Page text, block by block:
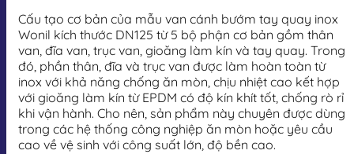
Cấu tạo cơ bản của mẫu van cánh bướm tay quay inox
Wonil kích thước DN125 từ 5 bộ phận cơ bản gồm thân
van, đĩa van, trục van, gioăng làm kín và tay quay. Trong
đó, phần thân, đĩa và trục van được làm hoàn toàn từ
inox với khả năng chống ăn mòn, chịu nhiệt cao kết hợp
với gioăng làm kín từ EPDM có độ kín khít tốt, chống rò rỉ
khi vận hành. Cho nên, sản phẩm này chuyên được dùng
trong các hệ thống công nghiệp ăn mòn hoặc yêu cầu
cao về vệ sinh với công suất lớn, độ bền cao.